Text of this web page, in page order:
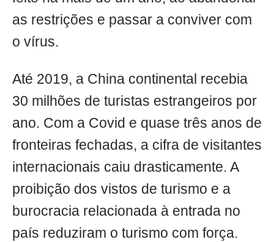
as restrições e passar a conviver com
o vírus.
Até 2019, a China continental recebia
30 milhões de turistas estrangeiros por
ano. Com a Covid e quase três anos de
fronteiras fechadas, a cifra de visitantes
internacionais caiu drasticamente. A
proibição dos vistos de turismo e a
burocracia relacionada à entrada no
país reduziram o turismo com força.